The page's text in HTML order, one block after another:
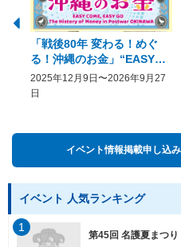
「戦後80年 変わる！めぐ
る！沖縄のお金」“EASY
COME, EASY GO － The
History of Money in
2025年12月9日〜2026年9月27
日
イベント情報掲載申し込
イベント 人気ランキング
第45回 名護夏まつり
1